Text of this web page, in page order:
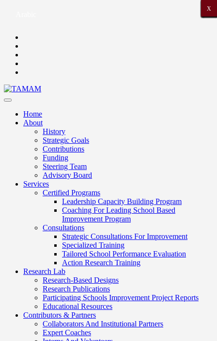
Home
About
History
Strategic Goals
Contributions
Funding
Steering Team
Advisory Board
Services
Certified Programs
Leadership Capacity Building Program
Coaching For Leading School Based
Improvement Program
Consultations
Strategic Consultations For Improvement
Specialized Training
Tailored School Performance Evaluation
Action Research Training
Research Lab
Research-Based Designs
Research Publications
Participating Schools Improvement Project Reports
Educational Resources
Contributors & Partners
Collaborators And Institutional Partners
Expert Coaches
X
X
X
X
X
X
X
X
X
X
X
X
X
X
X
X
X
X
X
X
X